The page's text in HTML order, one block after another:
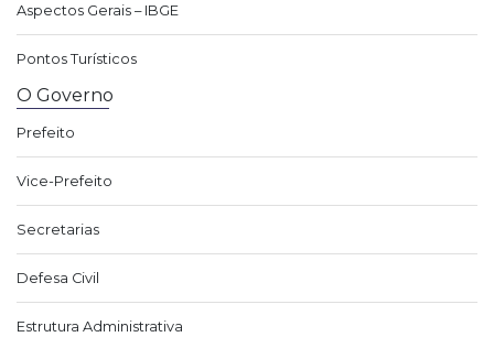
Aspectos Gerais – IBGE
Pontos Turísticos
O Governo
Prefeito
Vice-Prefeito
Secretarias
Defesa Civil
Estrutura Administrativa